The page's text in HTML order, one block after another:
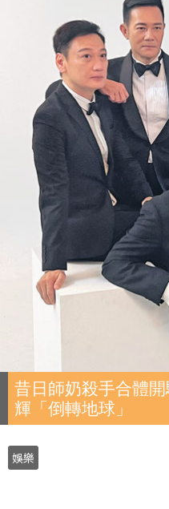
昔日師奶殺手合體
輝「倒轉地球」
娛樂